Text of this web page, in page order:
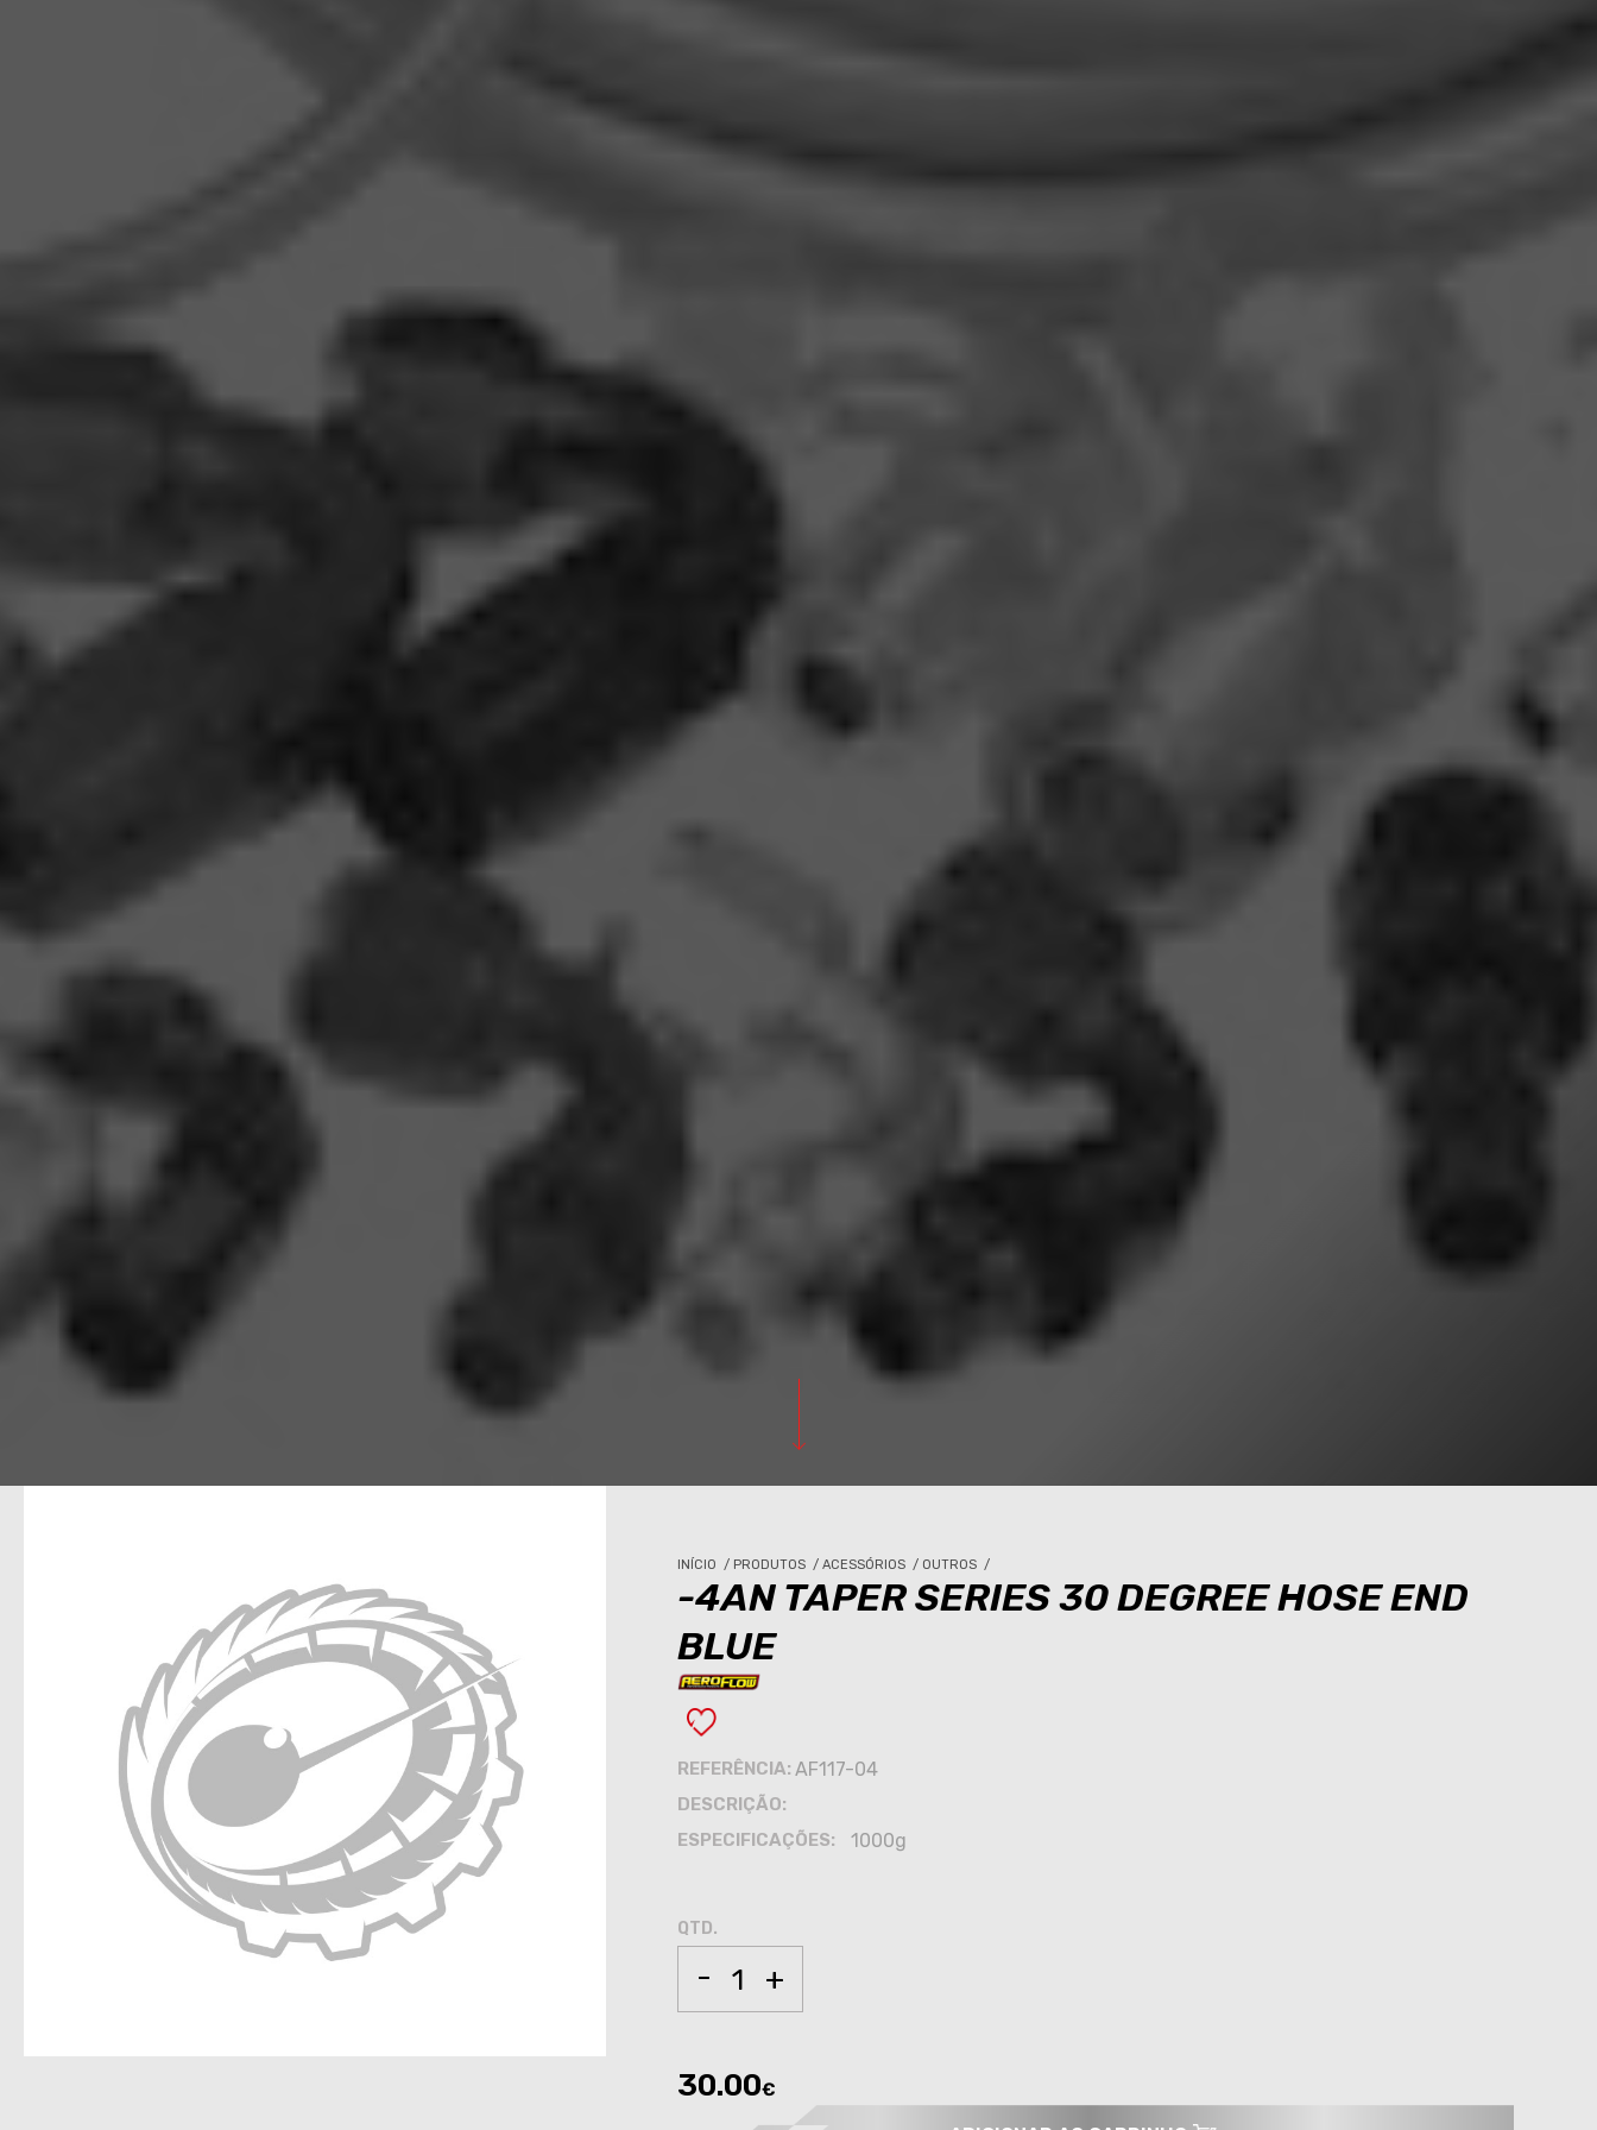
INÍCIO / PRODUTOS / ACESSÓRIOS / OUTROS /
-4AN TAPER SERIES 30 DEGREE HOSE END
BLUE
REFERÊNCIA: AF117-04
DESCRIÇÃO:
ESPECIFICAÇÕES:
1000g
QTD.
- +
30.00€